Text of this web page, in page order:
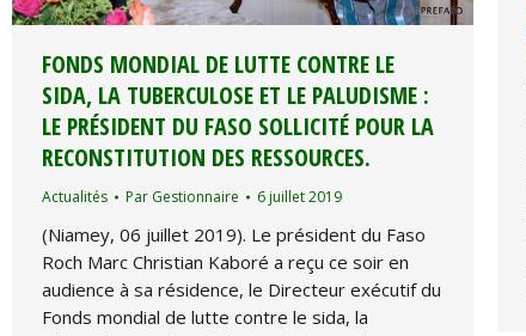
FONDS MONDIAL DE LUTTE CONTRE LE
SIDA, LA TUBERCULOSE ET LE PALUDISME :
LE PRÉSIDENT DU FASO SOLLICITÉ POUR LA
RECONSTITUTION DES RESSOURCES.
Actualités Par Gestionnaire 6 juillet 2019
(Niamey, 06 juillet 2019). Le président du Faso
Roch Marc Christian Kaboré a reçu ce soir en
audience à sa résidence, le Directeur exécutif du
Fonds mondial de lutte contre le sida, la